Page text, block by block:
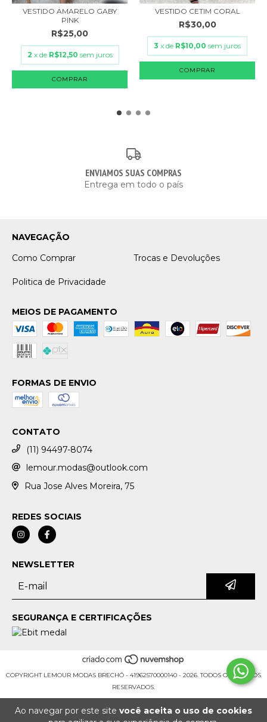
Ao navegar por este site você aceita o uso de cookies
VESTIDO AMARELO GABY
PINK
R$25,00
2 x de R$12,50 sem juros
COMPRAR
VESTIDO CETIM CORAL
R$30,00
3 x de R$10,00 sem juros
COMPRAR
ENVIAMOS SUAS COMPRAS
Entrega em todo o país
NAVEGAÇÃO
Como Comprar
Trocas e Devoluções
Politica de Privacidade
MEIOS DE PAGAMENTO
FORMAS DE ENVIO
CONTATO
(11) 94497-8074
lemour.modas@outlook.com
Rua Jose Alves Moreira, 75
REDES SOCIAIS
NEWSLETTER
SEGURANÇA E CERTIFICAÇÕES
COPYRIGHT LEMOUR MODAS BRECHÓ - 41962570000140 - 2026. TODOS OS DIREITOS
RESERVADOS.